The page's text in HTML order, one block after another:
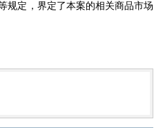
定，界定了本案的相关商品市场